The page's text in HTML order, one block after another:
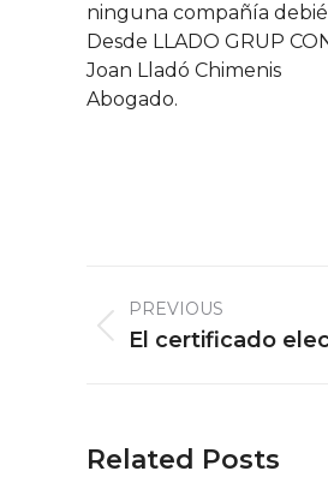
ninguna compañía
Desde LLADO GRUP
Joan Lladó Chimenis
Abogado.
navigation
PREVIOUS
Previous
El certificado
Related Posts